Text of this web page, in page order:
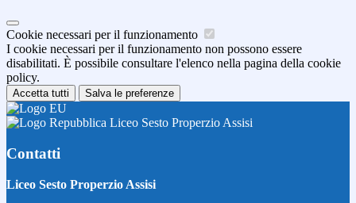
Cookie necessari per il funzionamento
I cookie necessari per il funzionamento non possono essere
disabilitati. È possibile consultare l'elenco nella pagina della cookie
policy.
Accetta tutti Salva le preferenze
Liceo Sesto Properzio Assisi
Contatti
Liceo Sesto Properzio Assisi